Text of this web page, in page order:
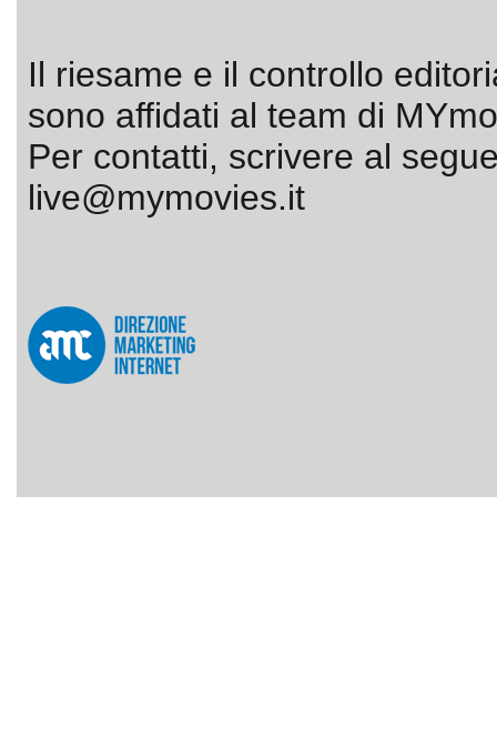
Il riesame e il controllo
sono affidati al team di
Per contatti, scrivere al
live@mymovies.it